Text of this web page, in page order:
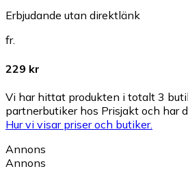
Erbjudande utan direktlänk
fr.
229 kr
Vi har hittat produkten i totalt 3
partnerbutiker hos Prisjakt och har
Hur vi visar priser och butiker.
Annons
Annons